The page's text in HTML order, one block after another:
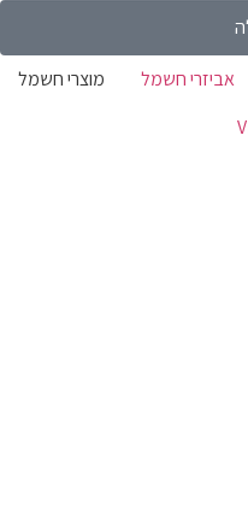
אביזרי חשמל
מוצרי חשמל